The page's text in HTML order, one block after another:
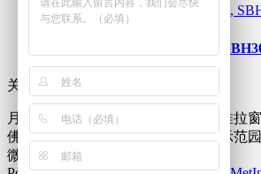
多点锁执手SBH12A, SBN02,
关联内容
月牙锁,滑撑,硅酮密封胶,平开窗锁,推拉
佛山市南海区丹灶镇国家生态工业示范
微信电话同号:135 9057 8033 魏